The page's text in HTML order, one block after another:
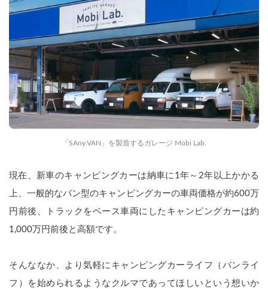
「SAny.VAN」を製造するガレージ Mobi Lab.
現在、新車のキャンピングカーは納車に1年～2年以上かかる
上、一般的なバン型のキャンピングカーの車両価格が約600万
円前後、トラックをベース車両にしたキャンピングカーは約
1,000万円前後と高額です。
そんななか、より気軽にキャンピングカーライフ（バンライ
フ）を始められるようなクルマであってほしいという想いか